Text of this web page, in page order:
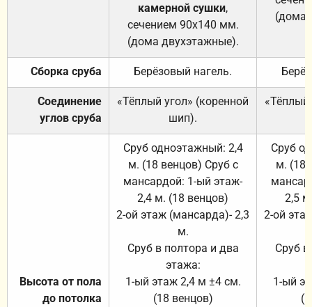
камерной сушки,
сечением 90х140 мм.
(дома двухэтажные).
(дома
Сборка сруба Берёзовый нагель.
Соединение
углов сруба
«Тёплый угол» (коренной
шип).
«Тёплый
Высота от пола
до потолка
Сруб одноэтажный: 2,4
м. (18 венцов) Сруб с
мансардой: 1-ый этаж-
2,4 м. (18 венцов)
2-ой этаж (мансарда)- 2,3
м.
Сруб в полтора и два
этажа:
1-ый этаж 2,4 м ±4 см.
(18 венцов)
Сруб
м. (18
2,5
2-ой
Сруб
1-ый